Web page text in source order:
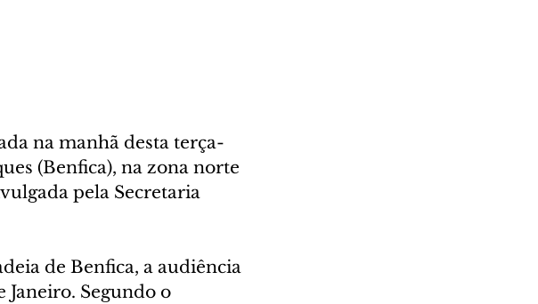
na manhã desta terça-
(Benfica), na zona norte
pela Secretaria
de Benfica, a audiência
Janeiro. Segundo o